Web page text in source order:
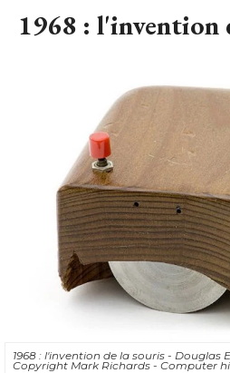
1968 : l'invention
1968 : l'invention de la souris - Douglas
Copyright Mark Richards - Computer